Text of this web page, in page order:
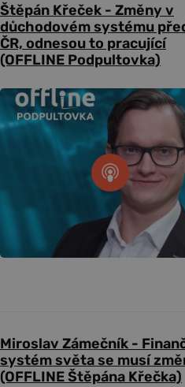
Štěpán Křeček - Změny v
důchodovém systému
ČR, odnesou to pracující
(OFFLINE Podpultovka)
Miroslav Zámečník -
systém světa se musí
(OFFLINE Štěpána Křečka)